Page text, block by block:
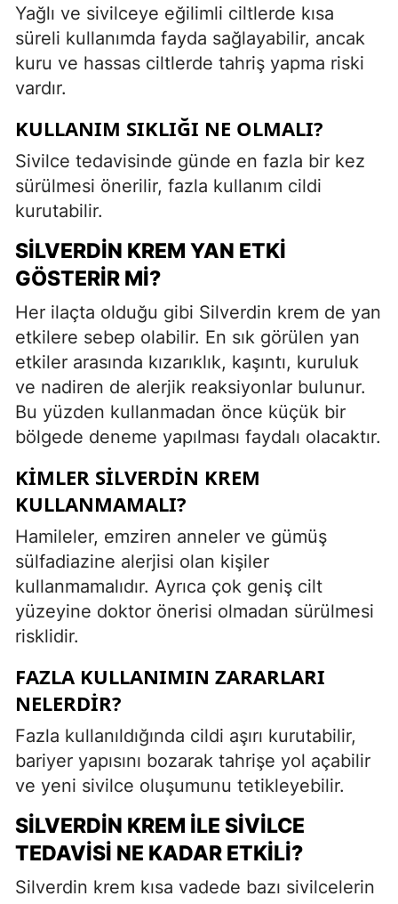
Yağlı ve sivilceye eğilimli ciltlerde kısa
süreli kullanımda fayda sağlayabilir, ancak
kuru ve hassas ciltlerde tahriş yapma riski
vardır.
KULLANIM SIKLIĞI NE OLMALI?
Sivilce tedavisinde günde en fazla bir kez
sürülmesi önerilir, fazla kullanım cildi
kurutabilir.
SILVERDIN KREM YAN ETKI
GÖSTERIR MI?
Her ilaçta olduğu gibi Silverdin krem de yan
etkilere sebep olabilir. En sık görülen yan
etkiler arasında kızarıklık, kaşıntı, kuruluk
ve nadiren de alerjik reaksiyonlar bulunur.
Bu yüzden kullanmadan önce küçük bir
bölgede deneme yapılması faydalı olacaktır.
KIMLER SILVERDIN KREM
KULLANMAMALI?
Hamileler, emziren anneler ve gümüş
sülfadiazine alerjisi olan kişiler
kullanmamalıdır. Ayrıca çok geniş cilt
yüzeyine doktor önerisi olmadan sürülmesi
risklidir.
FAZLA KULLANIMIN ZARARLARI
NELERDIR?
Fazla kullanıldığında cildi aşırı kurutabilir,
bariyer yapısını bozarak tahrişe yol açabilir
ve yeni sivilce oluşumunu tetikleyebilir.
SILVERDIN KREM İLE SIVILCE
TEDAVISI NE KADAR ETKILI?
Silverdin krem kısa vadede bazı sivilcelerin